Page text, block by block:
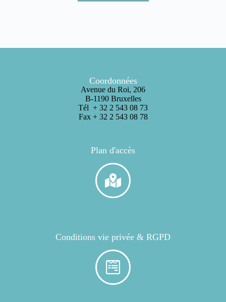
Coordonnées
Avenue du Roi, 206
B-1190 Bruxelles
Tél + 32 2 543 08 73
Fax + 32 2 543 08 78
Plan d'accès
Conditions vie privée & RGPD